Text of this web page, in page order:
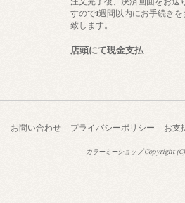
すので1週間以内にお手続き
致します。
店頭にて現金支払
お問い合わせ プライバシーポリシー お支
カラーミーショップCopyright